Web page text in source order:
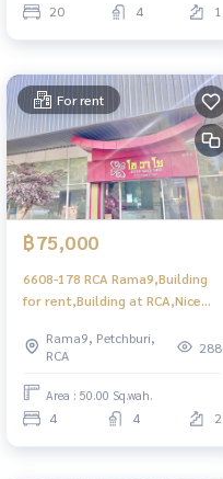
20 4 1
For rent
฿75,000
6608-178 RCA Rama9,Building
for rent,Building at RCA,Nice
Storey building.
Rama9, Petchburi,
RCA
288
Area : 50.00 Sq.wah.
4 4 2